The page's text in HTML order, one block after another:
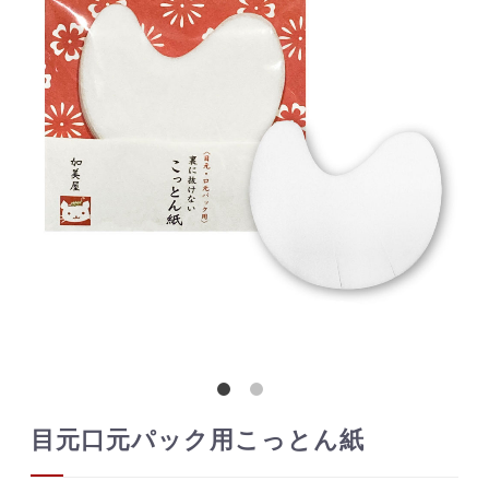
目元口元パック用こっとん紙